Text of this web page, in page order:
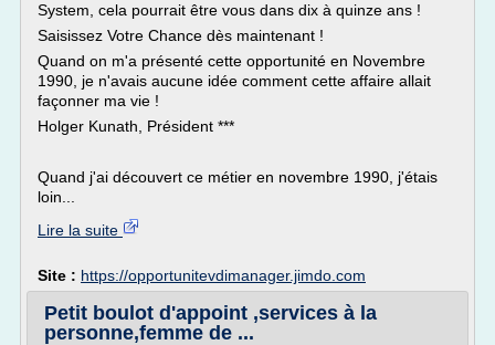
System, cela pourrait être vous dans dix à quinze ans !
Saisissez Votre Chance dès maintenant !
Quand on m'a présenté cette opportunité en Novembre
1990, je n'avais aucune idée comment cette affaire allait
façonner ma vie !
Holger Kunath, Président ***
Quand j'ai découvert ce métier en novembre 1990, j'étais
loin...
Lire la suite
Site : https://opportunitevdimanager.jimdo.com
Petit boulot d'appoint ,services à la
personne,femme de ...